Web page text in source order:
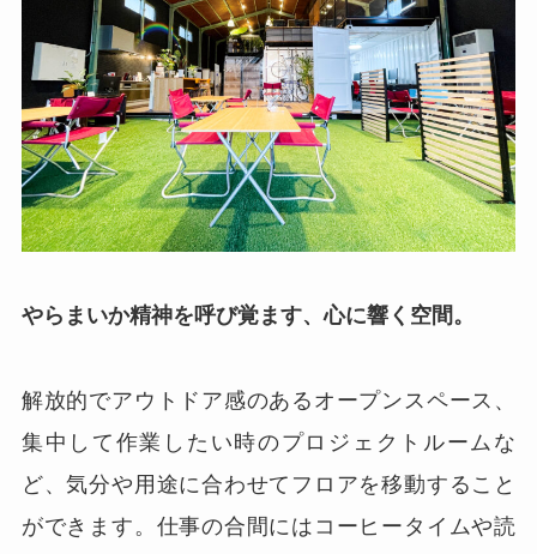
やらまいか精神を呼び覚ます、心に響く空間。
解放的でアウトドア感のあるオープンスペース、
集中して作業したい時のプロジェクトルームな
ど、気分や用途に合わせてフロアを移動すること
ができます。仕事の合間にはコーヒータイムや読